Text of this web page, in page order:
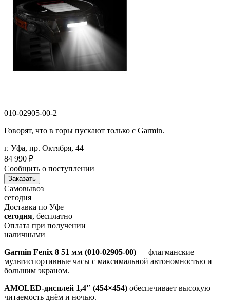
010-02905-00-2
Говорят, что в горы пускают только с Garmin.
г. Уфа, пр. Октября, 44
84 990 ₽
Сообщить о поступлении
Заказать
Самовывоз
сегодня
Доставка по Уфе
сегодня, бесплатно
Оплата при получении
наличными
Garmin Fenix 8 51 мм (010-02905-00) — флагманские
мультиспортивные часы с максимальной автономностью и
большим экраном.
AMOLED-дисплей 1,4″ (454×454) обеспечивает высокую
читаемость днём и ночью.